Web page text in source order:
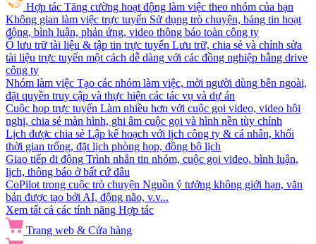
Hợp tác Tăng cường hoạt động làm việc theo nhóm của bạn
Không gian làm việc trực tuyến Sử dụng trò chuyện, bảng tin hoạt
động, bình luận, phản ứng, video thông báo toàn công ty
Ổ lưu trữ tài liệu & tập tin trực tuyến Lưu trữ, chia sẻ và chỉnh sửa
tài liệu trực tuyến một cách dễ dàng với các đồng nghiệp bằng drive
công ty
Nhóm làm việc Tạo các nhóm làm việc, mời người dùng bên ngoài,
đặt quyền truy cập và thực hiện các tác vụ và dự án
Cuộc họp trực tuyến Làm nhiều hơn với cuộc gọi video, video hội
nghị, chia sẻ màn hình, ghi âm cuộc gọi và hình nền tùy chỉnh
Lịch được chia sẻ Lập kế hoạch với lịch công ty & cá nhân, khối
thời gian trống, đặt lịch phòng họp, đồng bộ lịch
Giao tiếp di động Trình nhắn tin nhóm, cuộc gọi video, bình luận,
lịch, thông báo ở bất cứ đâu
CoPilot trong cuộc trò chuyện Nguồn ý tưởng không giới hạn, văn
bản được tạo bởi AI, động não, v.v...
Xem tất cả các tính năng Hợp tác
Trang web & Cửa hàng